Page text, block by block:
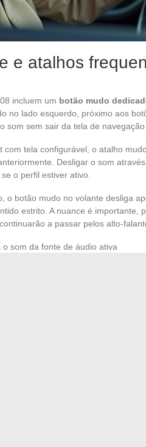
e atalhos
incluem um botão mudo
no lado esquerdo, próximo aos
som sem sair da tela de navegação
com tela configurável, o atalho
Desligar o som
o perfil estiver ativo.
o botão mudo no volante desliga
estrito. A nuance é importante,
a passar pelos alto-
som da fonte de áudio ativa